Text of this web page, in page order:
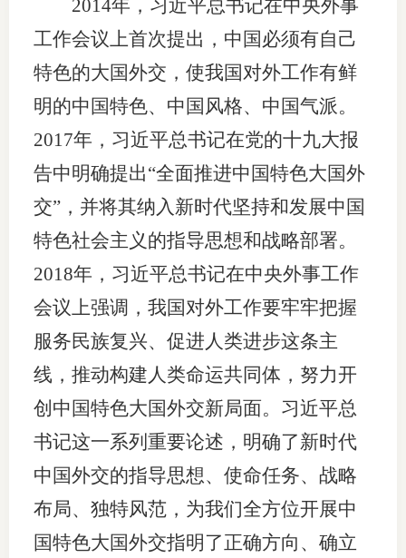
2014年，习近平总书记在中央外事
工作会议上首次提出，中国必须有自己
特色的大国外交，使我国对外工作有鲜
明的中国特色、中国风格、中国气派。
2017年，习近平总书记在党的十九大报
告中明确提出“全面推进中国特色大国外
交”，并将其纳入新时代坚持和发展中国
特色社会主义的指导思想和战略部署。
2018年，习近平总书记在中央外事工作
会议上强调，我国对外工作要牢牢把握
服务民族复兴、促进人类进步这条主
线，推动构建人类命运共同体，努力开
创中国特色大国外交新局面。习近平总
书记这一系列重要论述，明确了新时代
中国外交的指导思想、使命任务、战略
布局、独特风范，为我们全方位开展中
国特色大国外交指明了正确方向、确立